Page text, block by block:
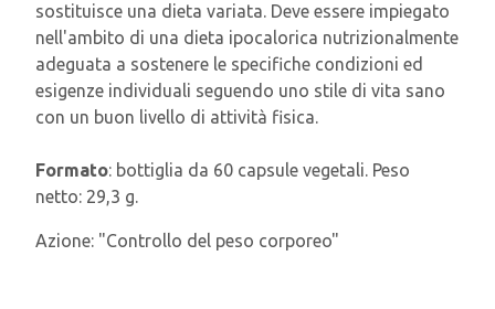
sostituisce una dieta variata. Deve essere impiegato
nell'ambito di una dieta ipocalorica nutrizionalmente
adeguata a sostenere le specifiche condizioni ed
esigenze individuali seguendo uno stile di vita sano
con un buon livello di attività fisica.
Formato: bottiglia da 60 capsule vegetali. Peso
netto: 29,3 g.
Azione: "Controllo del peso corporeo"